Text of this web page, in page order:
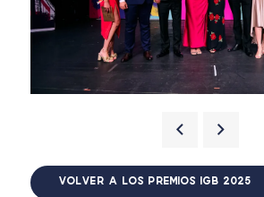
VOLVER A LOS PREMIOS IGB 2025